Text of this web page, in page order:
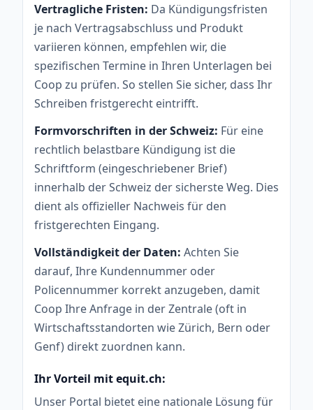
Vertragliche Fristen: Da Kündigungsfristen
je nach Vertragsabschluss und Produkt
variieren können, empfehlen wir, die
spezifischen Termine in Ihren Unterlagen bei
Coop zu prüfen. So stellen Sie sicher, dass Ihr
Schreiben fristgerecht eintrifft.
Formvorschriften in der Schweiz: Für eine
rechtlich belastbare Kündigung ist die
Schriftform (eingeschriebener Brief)
innerhalb der Schweiz der sicherste Weg. Dies
dient als offizieller Nachweis für den
fristgerechten Eingang.
Vollständigkeit der Daten: Achten Sie
darauf, Ihre Kundennummer oder
Policennummer korrekt anzugeben, damit
Coop Ihre Anfrage in der Zentrale (oft in
Wirtschaftsstandorten wie Zürich, Bern oder
Genf) direkt zuordnen kann.
Ihr Vorteil mit equit.ch:
Unser Portal bietet eine nationale Lösung für